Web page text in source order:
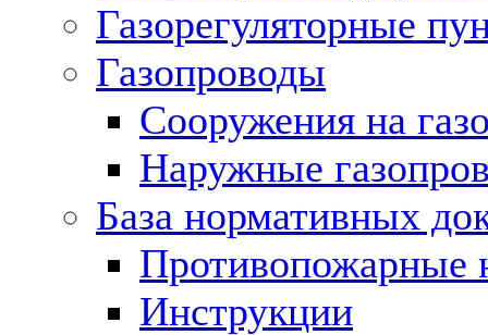
Газорегуляторные
Газопроводы
Сооружения на
Наружные
База нормативных
Противопожарные
Инструкции